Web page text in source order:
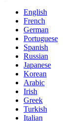
English
French
German
Portuguese
Spanish
Russian
Japanese
Korean
Arabic
Irish
Greek
Turkish
Italian